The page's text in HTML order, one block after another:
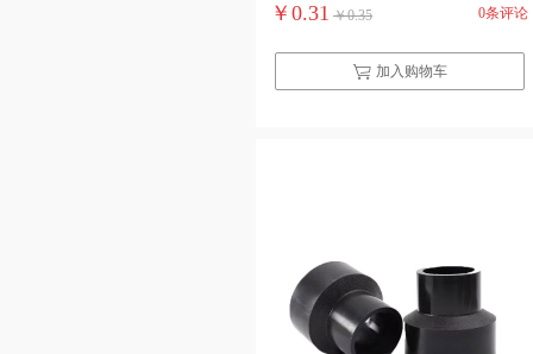
￥0.31 ￥0.35 0条评论
加入购物车